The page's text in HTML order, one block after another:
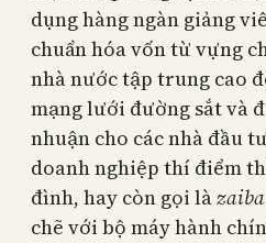
dụng hàng ngàn giảng
chuẩn hóa vốn từ vựng
nhà nước tập trung cao
mạng lưới đường sắt và
nhuận cho các nhà đầu
doanh nghiệp thí điểm
đình, hay còn gọi là
chẽ với bộ máy hành